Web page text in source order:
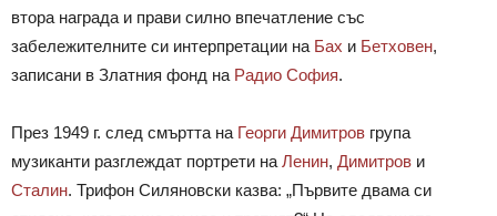
втора награда и прави силно впечатление със
забележителните си интерпретации на Бах и Бетховен,
записани в Златния фонд на Радио София.
През 1949 г. след смъртта на Георги Димитров група
музиканти разглеждат портрети наЛенин, Димитров и
Сталин. Трифон Силяновски казва: „Първите двама си